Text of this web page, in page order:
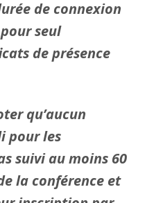
de connexion
seul
de présence
qu’aucun
pour les
suivi au moins 60
la conférence et